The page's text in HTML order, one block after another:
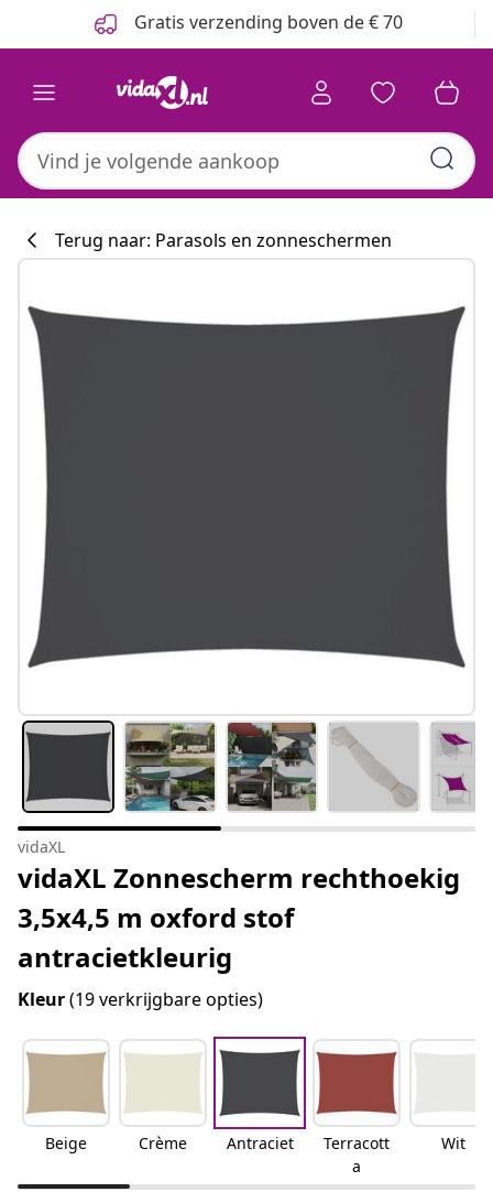
Gratis verzending boven de € 70
Terug naar: Parasols en zonneschermen
vidaXL
vidaXL Zonnescherm rechthoekig
3,5x4,5 m oxford stof
antracietkleurig
Kleur(19 verkrijgbare opties)
Beige Crème Antraciet
Terracott
a
Wit